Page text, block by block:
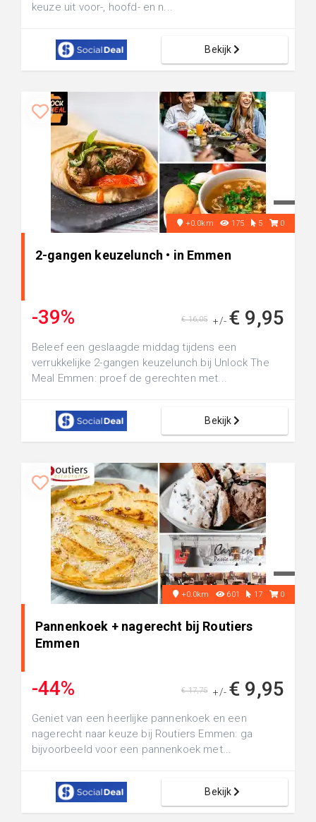
keuze uit voor-, hoofd- en n...
Bekijk
+0.0km 175 5 0
2-gangen keuzelunch • in Emmen
-39% +/- € 9,95
€ 16,05
Beleef een geslaagde middag tijdens een
verrukkelijke 2-gangen keuzelunch bij Unlock The
Meal Emmen: proef de gerechten met...
Bekijk
+0.0km 601 17 0
Pannenkoek + nagerecht bij Routiers
Emmen
-44% +/- € 9,95
€ 17,75
Geniet van een heerlijke pannenkoek en een
nagerecht naar keuze bij Routiers Emmen: ga
bijvoorbeeld voor een pannenkoek met...
Bekijk